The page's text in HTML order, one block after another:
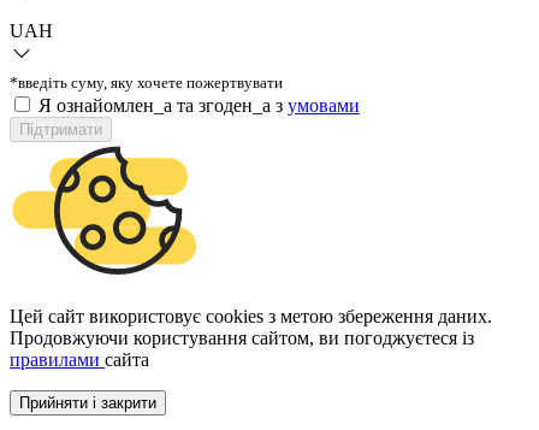
UAH
*введіть суму, яку хочете пожертвувати
Я ознайомлен_а та згоден_а з умовами
Підтримати
Цей сайт використовує cookies з метою збереження даних.
Продовжуючи користування сайтом, ви погоджуєтеся із
правилами сайта
Прийняти і закрити